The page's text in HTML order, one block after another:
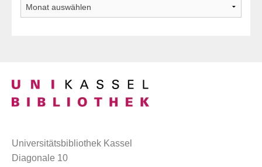
Universitätsbibliothek Kassel
Diagonale 10